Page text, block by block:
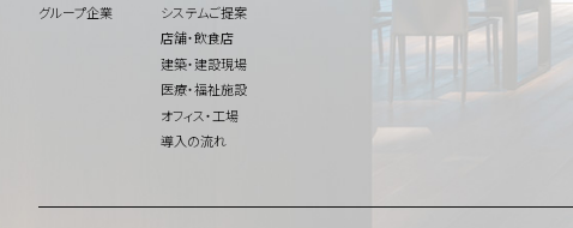
グループ企業
システムご提案
店舗・飲食店
建築・建設現場
医療・福祉施設
オフィス・工場
導入の流れ